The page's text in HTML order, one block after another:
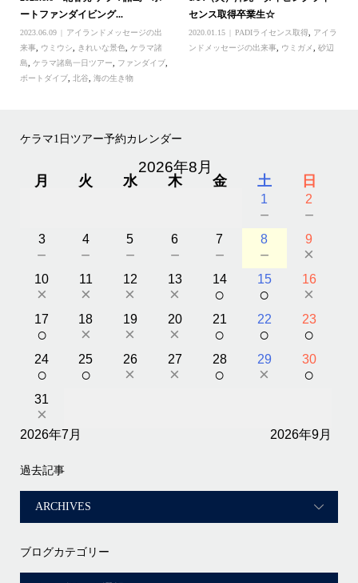
ートファンダイビング...
2023.06.09
アイランドメッセージの出
来事, ウミウシ, きれいな景色, ケラマ諸
島, ケラマ諸島一日ツアー, ファンダイブ,
ボートダイブ, 北谷, 海の生き物
センス取得卒業生☆
2020.01.15 PADIライセンス取得, アイラ
ンドメッセージの出来事, ウミガメ,砂辺
ケラマ1日ツアー予約カレンダー
2026年8月
月 火 水 木 金 土 日
1
－
2
－
3
－
4
－
5
－
6
－
7
－
8
－
9
×
10
×
11
×
12
×
13
×
14
○
15
○
16
×
17
○
18
×
19
×
20
×
21
○
22
○
23
○
24
○
25
○
26
×
27
×
28
○
29
×
30
○
31
×
2026年7月 2026年9月
過去記事
ブログカテゴリー